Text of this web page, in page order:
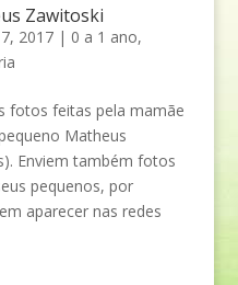
Zawitoski
2017| 0 a 1 ano,
fotos feitas pela mamãe
Matheus
Enviem também fotos
pequenos, por
aparecer nas redes